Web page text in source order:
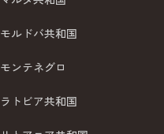
モルドバ共和国
モンテネグロ
ラトビア共和国